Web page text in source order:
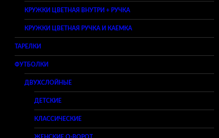
КРУЖКИ ЦВЕТНАЯ ВНУТРИ + РУЧКА
КРУЖКИ ЦВЕТНАЯ РУЧКА И КАЕМКА
ТАРЕЛКИ
ФУТБОЛКИ
ДВУХСЛОЙНЫЕ
ДЕТСКИЕ
КЛАССИЧЕСКИЕ